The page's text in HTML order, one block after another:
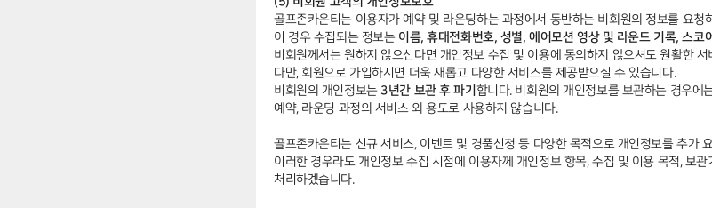
골프존카운티는 이용자가 예약 및 라운딩하는 과정에서 동반하는 비회원의 정보를 요청
이 경우 수집되는 정보는 이름, 휴대전화번호, 성별, 에어모션 영상 및 라운드 기록, 스코
비회원께서는 원하지 않으신다면 개인정보 수집 및 이용에 동의하지 않으셔도 원활한
다만, 회원으로 가입하시면 더욱 새롭고 다양한 서비스를 제공받으실 수 있습니다.
비회원의 개인정보는 3년간 보관 후 파기 합니다. 비회원의 개인정보를 보관하는 경우에
예약, 라운딩 과정의 서비스 외 용도로 사용하지 않습니다.
골프존카운티는 신규 서비스, 이벤트 및 경품신청 등 다양한 목적으로 개인정보를 추가
이러한 경우라도 개인정보 수집 시점에 이용자께 개인정보 항목, 수집 및 이용 목적, 보
처리하겠습니다.